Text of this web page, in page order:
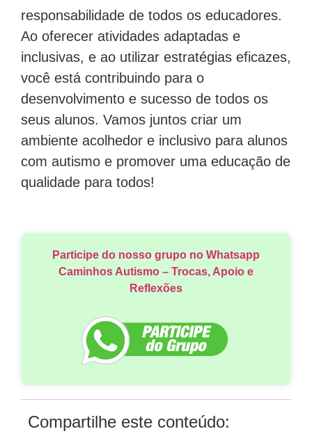
responsabilidade de todos os educadores.
Ao oferecer atividades adaptadas e
inclusivas, e ao utilizar estratégias eficazes,
você está contribuindo para o
desenvolvimento e sucesso de todos os
seus alunos. Vamos juntos criar um
ambiente acolhedor e inclusivo para alunos
com autismo e promover uma educação de
qualidade para todos!
Participe do nosso grupo no Whatsapp
Caminhos Autismo – Trocas, Apoio e
Reflexões
Compartilhe este conteúdo: